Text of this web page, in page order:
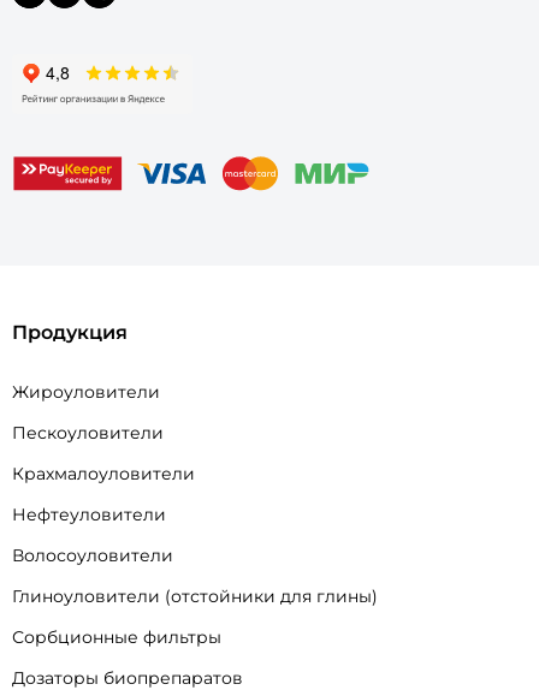
Продукция
Жироуловители
Пескоуловители
Крахмалоуловители
Нефтеуловители
Волосоуловители
Глиноуловители (отстойники для глины)
Сорбционные фильтры
Дозаторы биопрепаратов